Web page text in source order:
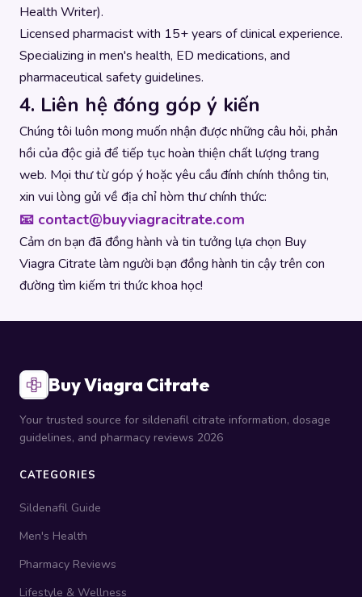
Health Writer).
Licensed pharmacist with 15+ years of clinical experience.
Specializing in men's health, ED medications, and
pharmaceutical safety guidelines.
4. Liên hệ đóng góp ý kiến
Chúng tôi luôn mong muốn nhận được những câu hỏi, phản
hồi của độc giả để tiếp tục hoàn thiện chất lượng trang
web. Mọi thư từ góp ý hoặc yêu cầu đính chính thông tin,
xin vui lòng gửi về địa chỉ hòm thư chính thức:
📧 contact@buyviagracitrate.com
Cảm ơn bạn đã đồng hành và tin tưởng lựa chọn Buy
Viagra Citrate làm người bạn đồng hành tin cậy trên con
đường tìm kiếm tri thức khoa học!
Buy Viagra Citrate
Your trusted source for sildenafil citrate information, dosage
guidelines, and pharmacy reviews 2026
CATEGORIES
Sildenafil Guide
Men's Health
Pharmacy Reviews
Lifestyle & Wellness